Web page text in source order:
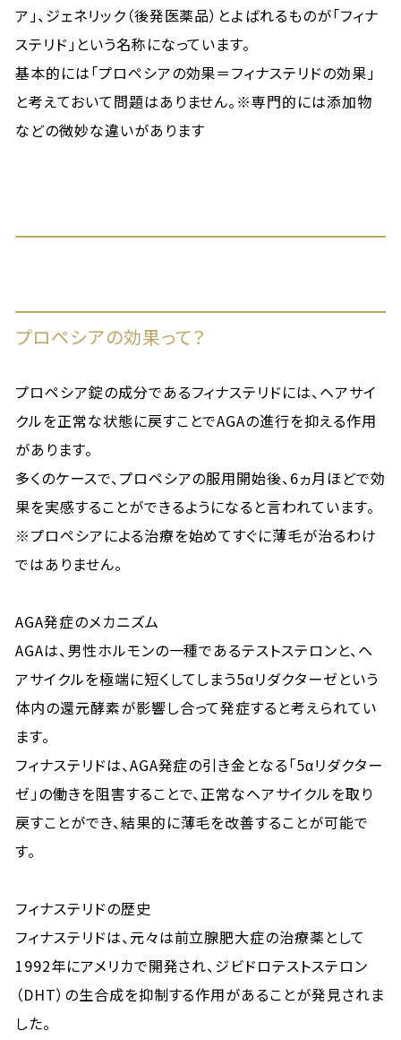
ア」、ジェネリック（後発医薬品）とよばれるものが「フィナ
ステリド」という名称になっています。
基本的には「プロペシアの効果＝フィナステリドの効果」
と考えておいて問題はありません。※専門的には添加物
などの微妙な違いがあります
プロペシアの効果って？
プロペシア錠の成分であるフィナステリドには、ヘアサイ
クルを正常な状態に戻すことでAGAの進行を抑える作用
があります。
多くのケースで、プロペシアの服用開始後、6ヵ月ほどで効
果を実感することができるようになると言われています。
※プロペシアによる治療を始めてすぐに薄毛が治るわけ
ではありません。
AGA発症のメカニズム
AGAは、男性ホルモンの一種であるテストステロンと、ヘ
アサイクルを極端に短くしてしまう5αリダクターゼという
体内の還元酵素が影響し合って発症すると考えられてい
ます。
フィナステリドは、AGA発症の引き金となる「5αリダクター
ゼ」の働きを阻害することで、正常なヘアサイクルを取り
戻すことができ、結果的に薄毛を改善することが可能で
す。
フィナステリドの歴史
フィナステリドは、元々は前立腺肥大症の治療薬として
1992年にアメリカで開発され、ジビドロテストステロン
（DHT）の生合成を抑制する作用があることが発見されま
した。